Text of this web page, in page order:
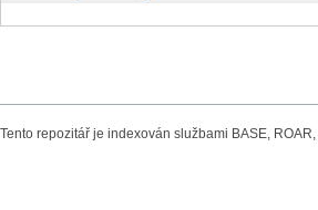
Tento repozitář je indexován službami BASE, ROAR,